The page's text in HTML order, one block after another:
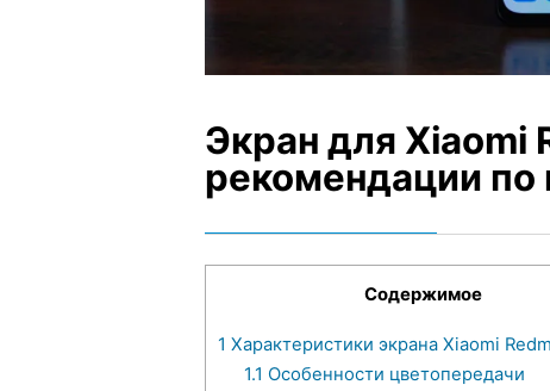
Экран для Xiaomi
рекомендации по
Содержимое
1 Характеристики экрана Xiaomi
1.1 Особенности цветопередачи